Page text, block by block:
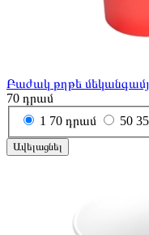
Բաժակ թղթե
70 դրամ
1 70 դրամ 50
Ավելացնել